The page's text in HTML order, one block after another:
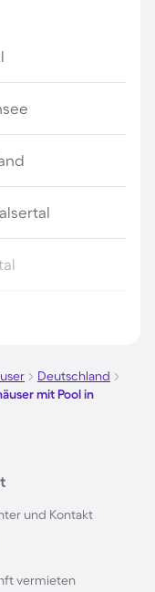
Alb
Deutschland
mit Pool in
und Kontakt
vermieten